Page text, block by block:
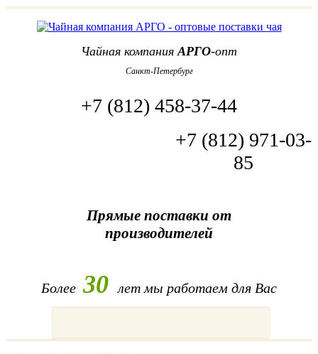
Чайная компанияАРГО-опт
Санкт-Петербург
+7 (812) 458-37-44
+7 (812) 971-03-
85
Прямые поставки от
производителей
Более30 летмы работаем для Вас